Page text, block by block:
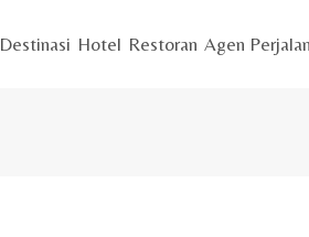
Destinasi Hotel Restoran Agen